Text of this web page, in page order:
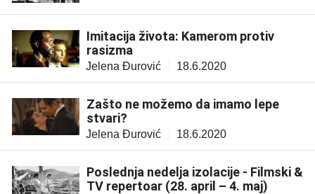
Imitacija života: Kamerom protiv
rasizma
Jelena Đurović 18.6.2020
Zašto ne možemo da imamo lepe
stvari?
Jelena Đurović 18.6.2020
Poslednja nedelja izolacije - Filmski &
TV repertoar (28. april – 4. maj)